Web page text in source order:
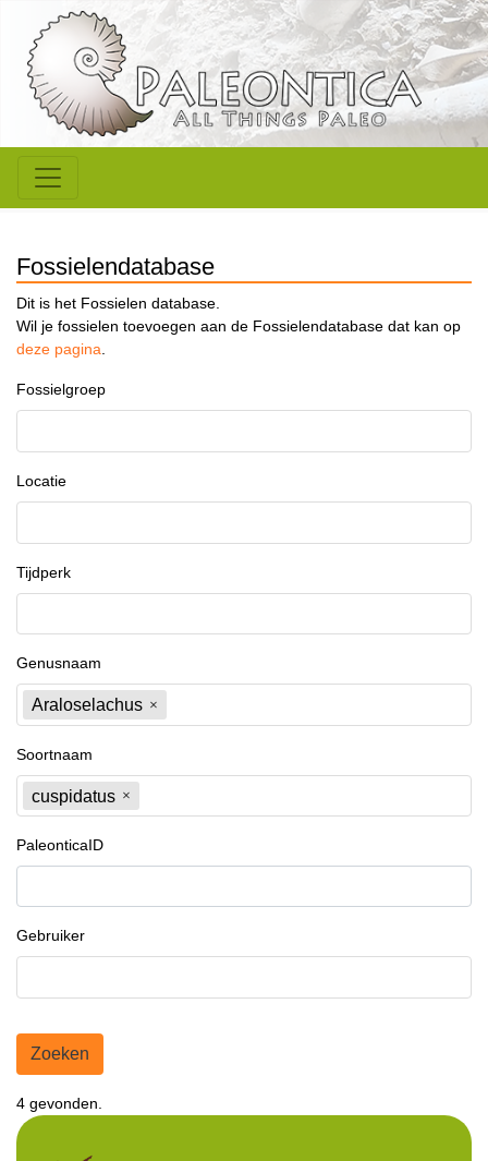
Fossielendatabase
Dit is het Fossielen database.
Wil je fossielen toevoegen aan de Fossielendatabase dat kan op
deze pagina.
Fossielgroep
Locatie
Tijdperk
Genusnaam
Araloselachus
Soortnaam
cuspidatus
PaleonticaID
Gebruiker
Zoeken
4 gevonden.